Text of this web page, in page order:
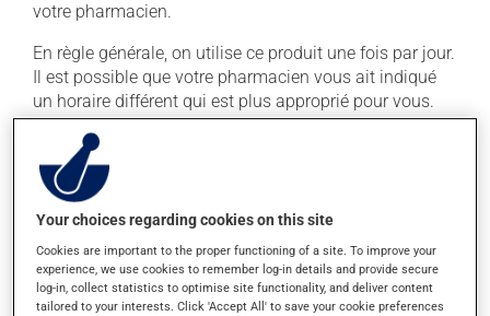
votre pharmacien.
En règle générale, on utilise ce produit une fois par jour.
Il est possible que votre pharmacien vous ait indiqué
un horaire différent qui est plus approprié pour vous.
Vous devez le prendre régulièrement et de façon
continue pour maintenir ses effets bénéfiques.
Effets indésirables
En plus de ses effets recherchés, ce produit peut à
l'occasion entraîner certains effets indésirables (effets
secondaires), notamment :
Your choices regarding cookies on this site
Cookies are important to the proper functioning of a site. To improve your
experience, we use cookies to remember log-in details and provide secure
log-in, collect statistics to optimise site functionality, and deliver content
tailored to your interests. Click 'Accept All' to save your cookie preferences